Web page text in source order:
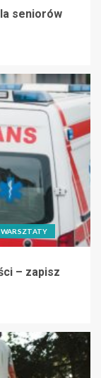
seniorów
WARSZTATY
– zapisz